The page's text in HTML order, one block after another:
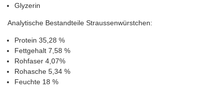
Glyzerin
Analytische Bestandteile Straussenwürstchen:
Protein 35,28 %
Fettgehalt 7,58 %
Rohfaser 4,07%
Rohasche 5,34 %
Feuchte 18 %